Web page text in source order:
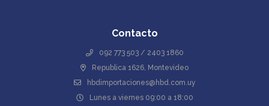
Contacto
092 773 503 / 2403 1860
Republica 1626, Montevideo
hbdimportaciones@hbd.com.uy
Lunes a viernes 09:00 a 18:00